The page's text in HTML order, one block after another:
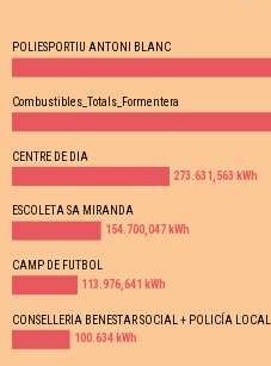
273.631,563 kWh
154.700,047 kWh
113.976,641 kWh
100.634 kWh
POLIESPORTIU ANTONI BLANC
Combustibles_Totals_Formentera
CENTRE DE DIA
ESCOLETA SA MIRANDA
CAMP DE FUTBOL
CONSELLERIA BENESTAR SOCIAL + POLICÍA LOCAL